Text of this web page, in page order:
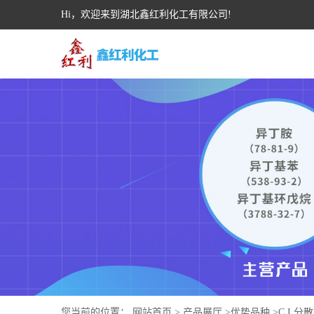
Hi，欢迎来到湖北鑫红利化工有限公司!